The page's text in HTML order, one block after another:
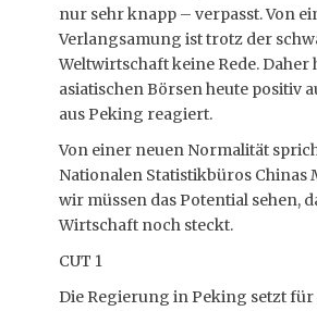
nur sehr knapp – verpasst. Von
Verlangsamung ist trotz der
Weltwirtschaft keine Rede. Daher
asiatischen Börsen heute positiv
aus Peking reagiert.
Von einer neuen Normalität
Nationalen Statistikbüros Chinas
wir müssen das Potential sehen,
Wirtschaft noch steckt.
CUT 1
Die Regierung in Peking setzt für